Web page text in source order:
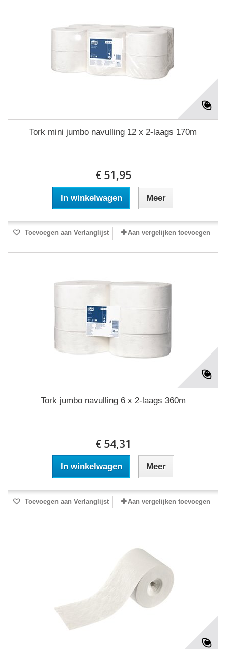
Tork mini jumbo navulling 12 x 2-laags 170m
€ 51,95
In winkelwagen Meer
Toevoegen aan Verlanglijst Aan vergelijken toevoegen
Tork jumbo navulling 6 x 2-laags 360m
€ 54,31
In winkelwagen Meer
Toevoegen aan Verlanglijst Aan vergelijken toevoegen